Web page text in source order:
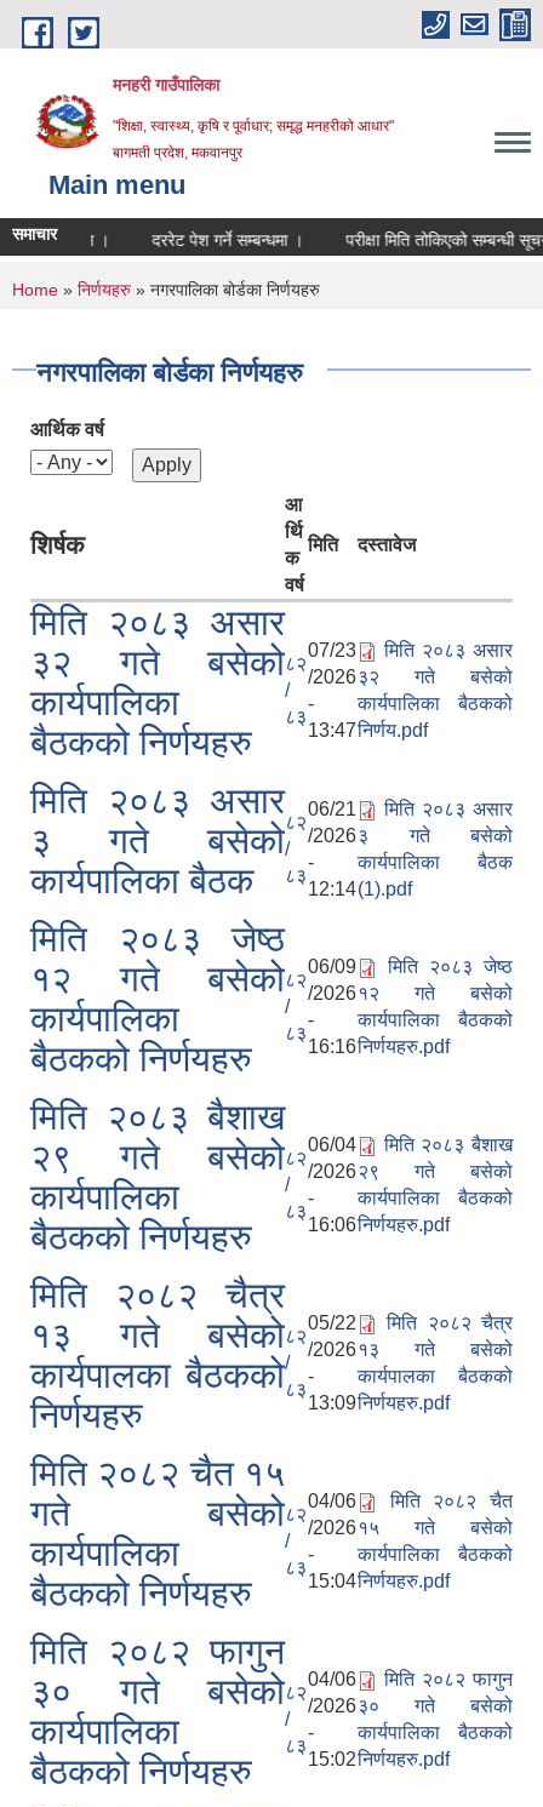
Skip to main content
मनहरी गाउँपालिका
"शिक्षा, स्वास्थ्य, कृषि र पूर्वाधार; समृद्ध मनहरीको आधार"
बागमती प्रदेश, मकवानपुर
Main menu
समाचार
सूचना । दररेट पेश गर्ने सम्बन्धमा । परीक्षा मिति तोकिएको सम्बन्धी सूचना ।
You are here
Home » निर्णयहरु » नगरपालिका बोर्डका निर्णयहरु
नगरपालिका बोर्डका निर्णयहरु
आर्थिक वर्ष
शिर्षक
आ
र्थि
क
वर्ष
मिति दस्तावेज
मिति २०८३ असार
३२ गते बसेको
कार्यपालिका
बैठकको निर्णयहरु
८२
/
८३
07/23
/2026
-
13:47
मिति २०८३ असार
३२ गते बसेको
कार्यपालिका बैठकको
निर्णय.pdf
मिति २०८३ असार
३ गते बसेको
कार्यपालिका बैठक
८२
/
८३
06/21
/2026
-
12:14
मिति २०८३ असार
३ गते बसेको
कार्यपालिका बैठक
(1).pdf
मिति २०८३ जेष्ठ
१२ गते बसेको
कार्यपालिका
बैठकको निर्णयहरु
८२
/
८३
06/09
/2026
-
16:16
मिति २०८३ जेष्ठ
१२ गते बसेको
कार्यपालिका बैठकको
निर्णयहरु.pdf
मिति २०८३ बैशाख
२९ गते बसेको
कार्यपालिका
बैठकको निर्णयहरु
८२
/
८३
06/04
/2026
-
16:06
मिति २०८३ बैशाख
२९ गते बसेको
कार्यपालिका बैठकको
निर्णयहरु.pdf
मिति २०८२ चैत्र
१३ गते बसेको
कार्यपालका बैठकको
निर्णयहरु
८२
/
८३
05/22
/2026
-
13:09
मिति २०८२ चैत्र
१३ गते बसेको
कार्यपालका बैठकको
निर्णयहरु.pdf
मिति २०८२ चैत १५
गते बसेको
कार्यपालिका
बैठकको निर्णयहरु
८२
/
८३
04/06
/2026
-
15:04
मिति २०८२ चैत
१५ गते बसेको
कार्यपालिका बैठकको
निर्णयहरु.pdf
मिति २०८२ फागुन
३० गते बसेको
कार्यपालिका
बैठकको निर्णयहरु
८२
/
८३
04/06
/2026
-
15:02
मिति २०८२ फागुन
३० गते बसेको
कार्यपालिका बैठकको
निर्णयहरु.pdf